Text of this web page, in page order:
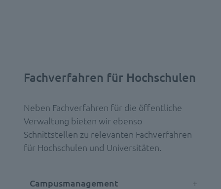
Fachverfahren für Hochschulen
Neben Fachverfahren für die öffentliche
Verwaltung bieten wir ebenso
Schnittstellen zu relevanten Fachverfahren
für Hochschulen und Universitäten.
Campusmanagement